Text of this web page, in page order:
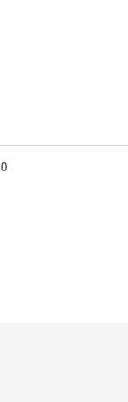
0